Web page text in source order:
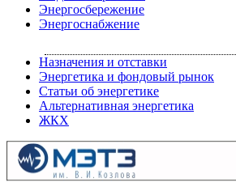
Энергосбережение
Энергоснабжение
Назначения и отставки
Энергетика и фондовый рынок
Статьи об энергетике
Альтернативная энергетика
ЖКХ